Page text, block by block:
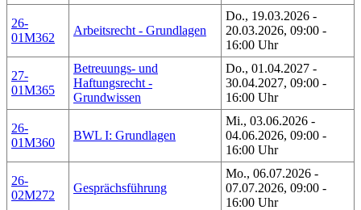
26-
01M362
Arbeitsrecht - Grundlagen
Do., 19.03.2026 -
20.03.2026, 09:00 -
16:00 Uhr
27-
01M365
Betreuungs- und
Haftungsrecht -
Grundwissen
Do., 01.04.2027 -
30.04.2027, 09:00 -
16:00 Uhr
26-
01M360
BWL I: Grundlagen
Mi., 03.06.2026 -
04.06.2026, 09:00 -
16:00 Uhr
26-
02M272
Gesprächsführung
Mo., 06.07.2026 -
07.07.2026, 09:00 -
16:00 Uhr